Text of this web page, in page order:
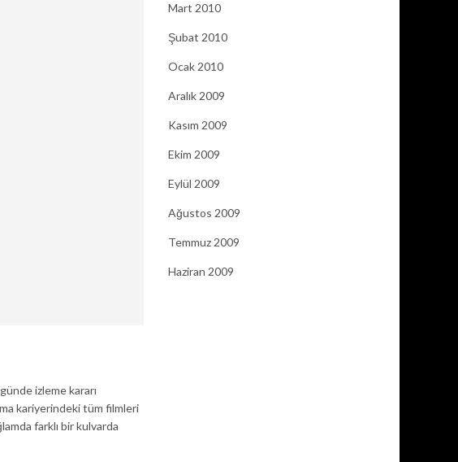
izleme kararı
kariyerindeki tüm filmleri
farklı bir kulvarda
Mart 2010
Şubat 2010
Ocak 2010
Aralık 2009
Kasım 2009
Ekim 2009
Eylül 2009
Ağustos 2009
Temmuz 2009
Haziran 2009